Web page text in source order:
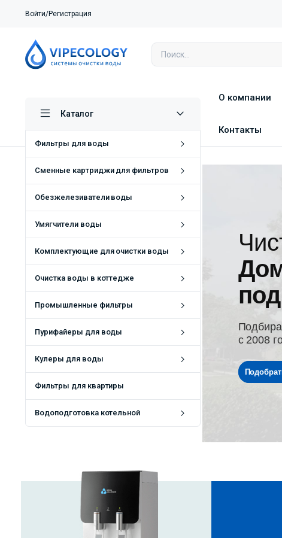
Войти/Регистрация
Каталог
Фильтры для воды
Сменные картриджи для фильтров
Обезжелезиватели воды
Умягчители воды
Комплектующие для очистки воды
Очистка воды в коттедже
Промышленные фильтры
Пурифайеры для воды
Кулеры для воды
Фильтры для квартиры
Водоподготовка котельной
О компании
Контакты
с 2008